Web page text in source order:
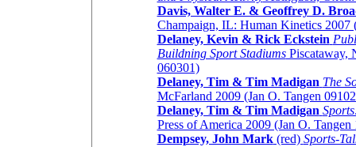
Davis, Walter E. & Geoffrey D.
Champaign, IL: Human Kinetics 2007
Delaney, Kevin & Rick Eckstein
Buildning Sport StadiumsPiscataway,
060301)
Delaney, Tim & Tim Madigan The
McFarland 2009 (Jan O. Tangen
Delaney, Tim & Tim Madigan
Press of America 2009 (Jan O. Tangen
Dempsey, John Mark(red) Sports-